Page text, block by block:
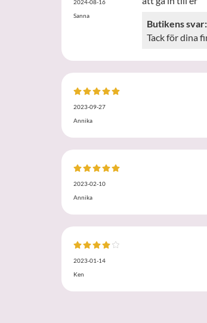
2024-08-16
Sanna
Butikens svar:
Tack för dina
2023-09-27
Annika
2023-02-10
Annika
2023-01-14
Ken